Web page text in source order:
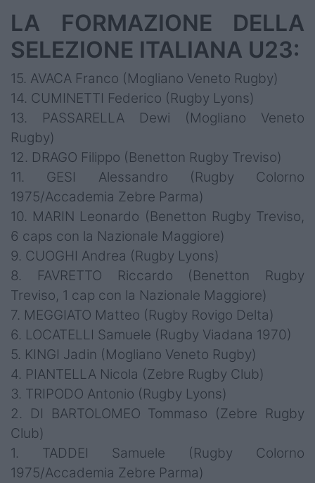
LA FORMAZIONE DELLA
SELEZIONE ITALIANA U23:
15. AVACA Franco (Mogliano Veneto Rugby)
14. CUMINETTI Federico (Rugby Lyons)
13. PASSARELLA Dewi (Mogliano Veneto
Rugby)
12. DRAGO Filippo (Benetton Rugby Treviso)
11. GESI Alessandro (Rugby Colorno
1975/Accademia Zebre Parma)
10. MARIN Leonardo (Benetton Rugby Treviso,
6 caps con la Nazionale Maggiore)
9. CUOGHI Andrea (Rugby Lyons)
8. FAVRETTO Riccardo (Benetton Rugby
Treviso, 1 cap con la Nazionale Maggiore)
7. MEGGIATO Matteo (Rugby Rovigo Delta)
6. LOCATELLI Samuele (Rugby Viadana 1970)
5. KINGI Jadin (Mogliano Veneto Rugby)
4. PIANTELLA Nicola (Zebre Rugby Club)
3. TRIPODO Antonio (Rugby Lyons)
2. DI BARTOLOMEO Tommaso (Zebre Rugby
Club)
1. TADDEI Samuele (Rugby Colorno
1975/Accademia Zebre Parma)